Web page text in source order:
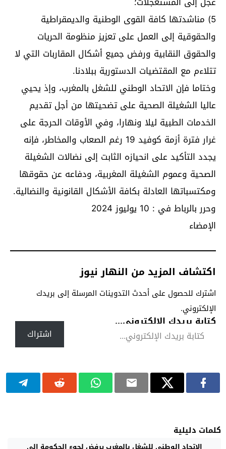
5) مناشدتها كافة القوى الوطنية والديمقراطية
والحقوقية إلى العمل على تعزيز منظومة الحريات
والحقوق النقابية ورفض جميع أشكال المقاربات التي لا
تتلاءم مع المقتضيات الدستورية ببلادنا.
وختاما فإن الاتحاد الوطني للشغل بالمغرب، وإذ يحيي
عاليا الشغيلة الصحية على تضحيتها من أجل تقديم
الخدمات الطبية ليلا ونهارا، وفي الأوقات الحرجة على
غرار فترة أزمة كوفيد 19 رغم الصعاب والمخاطر، فإنه
يجدد التأكيد على انحيازه الثابت إلى نضالات الشغيلة
الصحية وعموم الشغيلة المغربية، ودفاعه عن حقوقها
ومكتسباتها العادلة بكافة الأشكال القانونية والنضالية.
وحرر بالرباط في : 10 يوليوز 2024
الإمضاء
اكتشاف المزيد من النهار نيوز
اشترك للحصول على أحدث التدوينات المرسلة إلى بريدك
الإلكتروني.
كتابة بريدك الإلكتروني...
اشتراك
كلمات دليلية